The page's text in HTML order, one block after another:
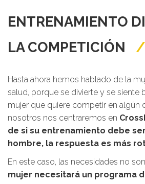
ENTRENAMIENTO
LA COMPETICIÓN
Hasta ahora hemos hablado de la
salud, porque se divierte y se siente
mujer que quiere competir en algún
nosotros nos centraremos en
de si su entrenamiento debe
hombre, la respuesta es más
En este caso, las necesidades no
mujer necesitará un programa